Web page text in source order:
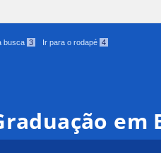
busca 3 Ir para o rodapé 4